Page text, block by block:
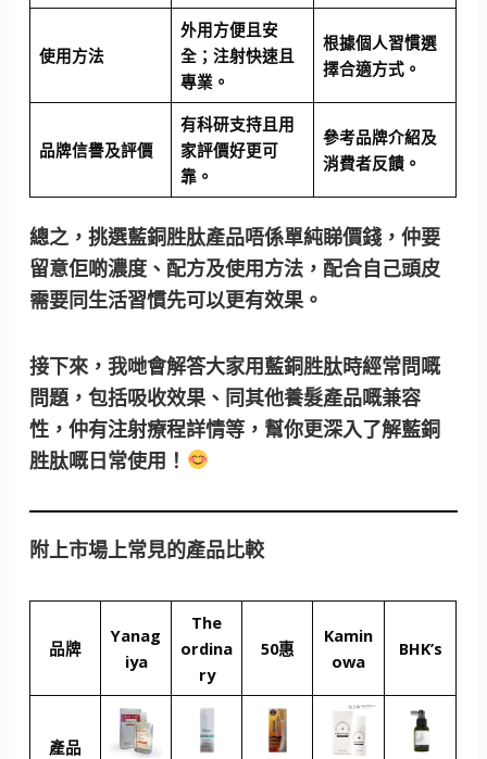
使用方法
外用方便且安
全；注射快速且
專業。
根據個人習慣選
擇合適方式。
品牌信譽及評價
有科研支持且用
家評價好更可
靠。
參考品牌介紹及
消費者反饋。
總之，挑選藍銅胜肽產品唔係單純睇價錢，仲要
留意佢啲濃度、配方及使用方法，配合自己頭皮
需要同生活習慣先可以更有效果。
接下來，我哋會解答大家用藍銅胜肽時經常問嘅
問題，包括吸收效果、同其他養髮產品嘅兼容
性，仲有注射療程詳情等，幫你更深入了解藍銅
胜肽嘅日常使用！
附上市場上常見的產品比較
品牌
Yanag
iya
The
ordina
ry
50惠
Kamin
owa
BHK’s
產品